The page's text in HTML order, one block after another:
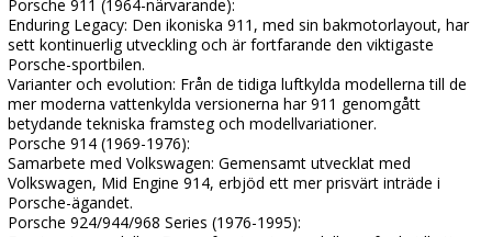
Porsche 911 (1964-närvarande):
Enduring Legacy: Den ikoniska 911, med sin bakmotorlayout, har
sett kontinuerlig utveckling och är fortfarande den viktigaste
Porsche-sportbilen.
Varianter och evolution: Från de tidiga luftkylda modellerna till de
mer moderna vattenkylda versionerna har 911 genomgått
betydande tekniska framsteg och modellvariationer.
Porsche 914 (1969-1976):
Samarbete med Volkswagen: Gemensamt utvecklat med
Volkswagen, Mid Engine 914, erbjöd ett mer prisvärt inträde i
Porsche-ägandet.
Porsche 924/944/968 Series (1976-1995):